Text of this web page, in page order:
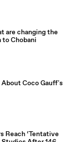
are changing the
to Chobani
Coco Gauff's
Reach ‘Tentative